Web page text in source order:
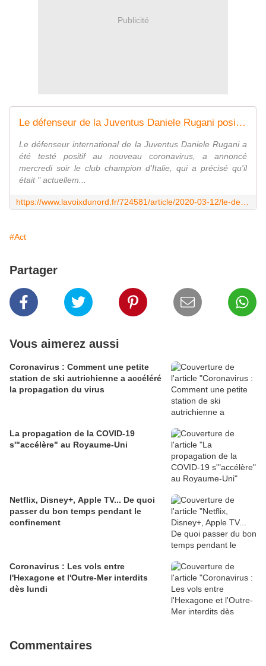
Publicité
Le défenseur de la Juventus Daniele Rugani positif au coronavirus
Le défenseur international de la Juventus Daniele Rugani a
été testé positif au nouveau coronavirus, a annoncé
mercredi soir le club champion d'Italie, qui a précisé qu'il
était " actuellem...
#Act
Partager
Vous aimerez aussi
Coronavirus : Comment une petite
station de ski autrichienne a accéléré
la propagation du virus
La propagation de la COVID-19
s'"accélère" au Royaume-Uni
Netflix, Disney+, Apple TV... De quoi
passer du bon temps pendant le
confinement
Coronavirus : Les vols entre
l'Hexagone et l'Outre-Mer interdits
dès lundi
Commentaires